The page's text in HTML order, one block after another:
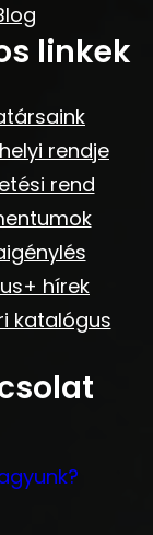
linkek
rendje
rend
hírek
katalógus